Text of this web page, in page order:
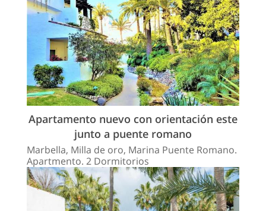
Apartamento nuevo con orientación este
junto a puente romano
Marbella, Milla de oro, Marina Puente Romano.
Apartmento. 2 Dormitorios